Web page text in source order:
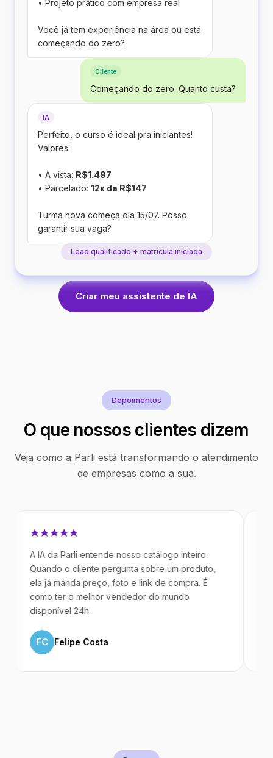
• Projeto prático com empresa real
Você já tem experiência na área ou está
começando do zero?
Cliente
Começando do zero. Quanto custa?
IA
Perfeito, o curso é ideal pra iniciantes!
Valores:
• À vista: R$1.497
• Parcelado: 12x de R$147
Turma nova começa dia 15/07. Posso
garantir sua vaga?
Lead qualificado + matrícula iniciada
Criar meu assistente de IA
Depoimentos
O que nossos clientes dizem
Veja como a Parli está transformando o atendimento
de empresas como a sua.
A IA da Parli entende nosso catálogo inteiro.
Quando o cliente pergunta sobre um produto,
ela já manda preço, foto e link de compra. É
como ter o melhor vendedor do mundo
disponível 24h.
Felipe Costa